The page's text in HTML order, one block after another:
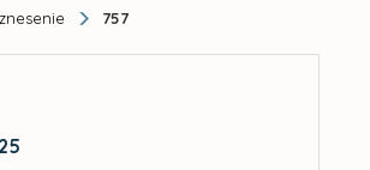
757